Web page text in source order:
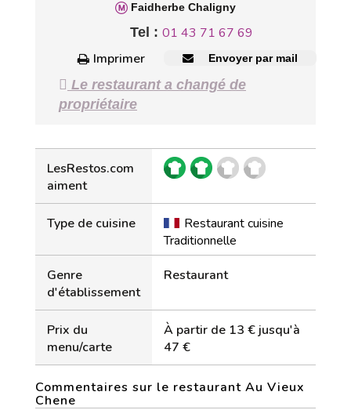
Faidherbe Chaligny
Tel : 01 43 71 67 69
Imprimer
Envoyer par mail
Le restaurant a changé de
propriétaire
LesRestos.com
aiment
Type de cuisine
Restaurant cuisine
Traditionnelle
Genre
d'établissement
Restaurant
Prix du
menu/carte
À partir de 13 € jusqu'à
47 €
Commentaires sur le restaurant Au Vieux
Chene